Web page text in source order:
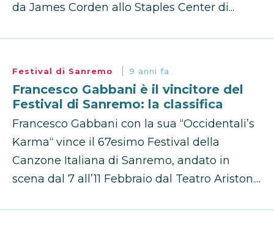
da James Corden allo Staples Center di...
Festival di Sanremo 9 anni fa
Francesco Gabbani è il vincitore del
Festival di Sanremo: la classifica
Francesco Gabbani con la sua “Occidentali’s
Karma“ vince il 67esimo Festival della
Canzone Italiana di Sanremo, andato in
scena dal 7 all’11 Febbraio dal Teatro Ariston....